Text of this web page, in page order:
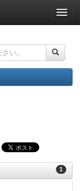
ナ
ビ
ー
ョ
ン
1